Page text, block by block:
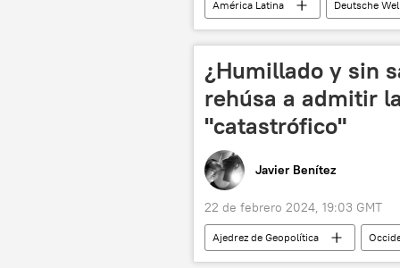
América Latina Deutsche
Andrés Manuel López Obrador
¿Humillado y sin
rehúsa a admitir
"catastrófico"
Javier Benítez
22 de febrero 2024, 19:03 GMT
Ajedrez de Geopolítica